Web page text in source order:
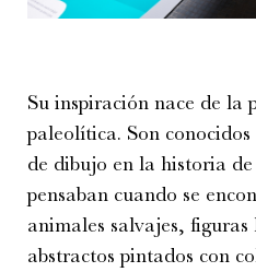
Su inspiración nace de la
paleolítica. Son
de dibujo en la historia
pensaban cuando se
animales salvajes, figuras
abstractos pintados con